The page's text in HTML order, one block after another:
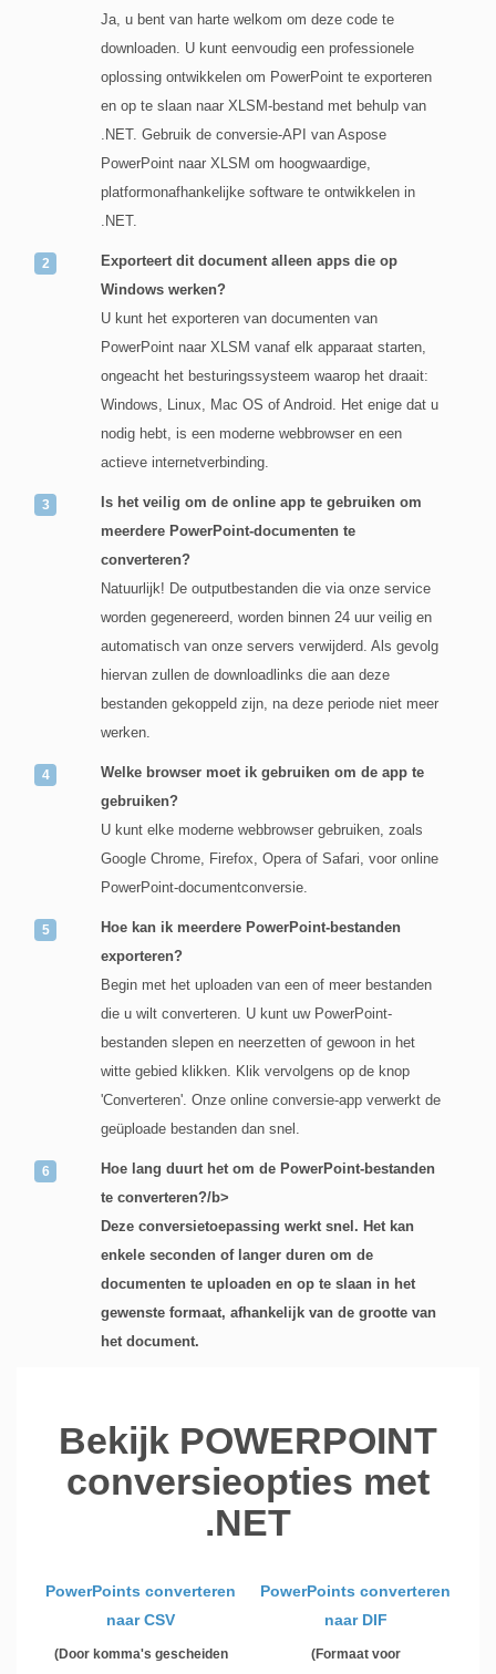
Ja, u bent van harte welkom om deze code te
downloaden. U kunt eenvoudig een professionele
oplossing ontwikkelen om PowerPoint te exporteren
en op te slaan naar XLSM-bestand met behulp van
.NET. Gebruik de conversie-API van Aspose
PowerPoint naar XLSM om hoogwaardige,
platformonafhankelijke software te ontwikkelen in
.NET.
Exporteert dit document alleen apps die op
Windows werken?
U kunt het exporteren van documenten van
PowerPoint naar XLSM vanaf elk apparaat starten,
ongeacht het besturingssysteem waarop het draait:
Windows, Linux, Mac OS of Android. Het enige dat u
nodig hebt, is een moderne webbrowser en een
actieve internetverbinding.
Is het veilig om de online app te gebruiken om
meerdere PowerPoint-documenten te
converteren?
Natuurlijk! De outputbestanden die via onze service
worden gegenereerd, worden binnen 24 uur veilig en
automatisch van onze servers verwijderd. Als gevolg
hiervan zullen de downloadlinks die aan deze
bestanden gekoppeld zijn, na deze periode niet meer
werken.
Welke browser moet ik gebruiken om de app te
gebruiken?
U kunt elke moderne webbrowser gebruiken, zoals
Google Chrome, Firefox, Opera of Safari, voor online
PowerPoint-documentconversie.
Hoe kan ik meerdere PowerPoint-bestanden
exporteren?
Begin met het uploaden van een of meer bestanden
die u wilt converteren. U kunt uw PowerPoint-
bestanden slepen en neerzetten of gewoon in het
witte gebied klikken. Klik vervolgens op de knop
'Converteren'. Onze online conversie-app verwerkt de
geüploade bestanden dan snel.
Hoe lang duurt het om de PowerPoint-bestanden
te converteren?/b>
Deze conversietoepassing werkt snel. Het kan
enkele seconden of langer duren om de
documenten te uploaden en op te slaan in het
gewenste formaat, afhankelijk van de grootte van
het document.
Bekijk POWERPOINT
conversieopties met
.NET
PowerPoints converteren
naar CSV
(Door komma's gescheiden
PowerPoints converteren
naar DIF
(Formaat voor